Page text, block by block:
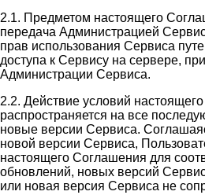
2.1. Предметом настоящего
передача Администрацией
прав использования Сервиса
доступа к Сервису на сервере,
Администрации Сервиса.
2.2. Действие условий
распространяется на все
новые версии Сервиса.
новой версии Сервиса,
настоящего Соглашения для
обновлений, новых версий
или новая версия Сервиса не